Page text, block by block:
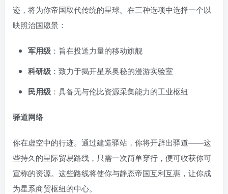
迹，将为你帝国取代传统的星球。在三种选项中选择一个以
映照治国愿景：
军用级 ：旨在投送力量的移动旗舰
科研级 ：致力于揭开星系奥秘的漫游实验室
民用级 ：具备无与伦比资源采集能力的工业枢纽
驿道网络
你在虚空中的行迹。通过建造驿站，你将开辟出驿道——这
些持久的星际贸易路线，只需一次简单穿行，便可收获你可
宣称的资源。这些路线将使你与静态帝国互利互惠，让你成
为星系商贸枢纽的中心。